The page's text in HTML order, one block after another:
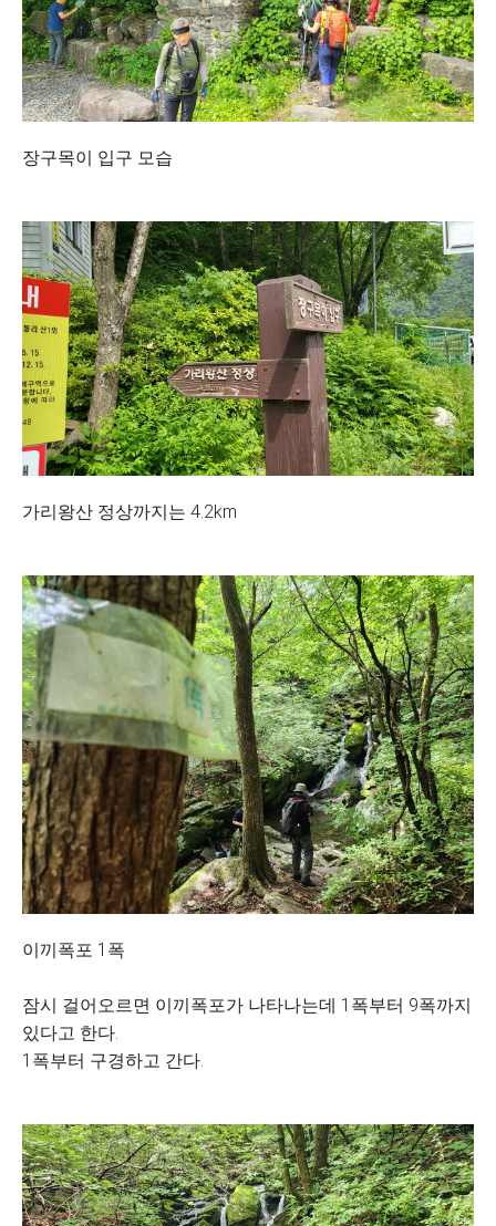
장구목이 입구 모습
가리왕산 정상까지는 4.2km
이끼폭포 1폭
잠시 걸어오르면 이끼폭포가 나타나는데 1폭부터 9폭까지
있다고 한다.
1폭부터 구경하고 간다.